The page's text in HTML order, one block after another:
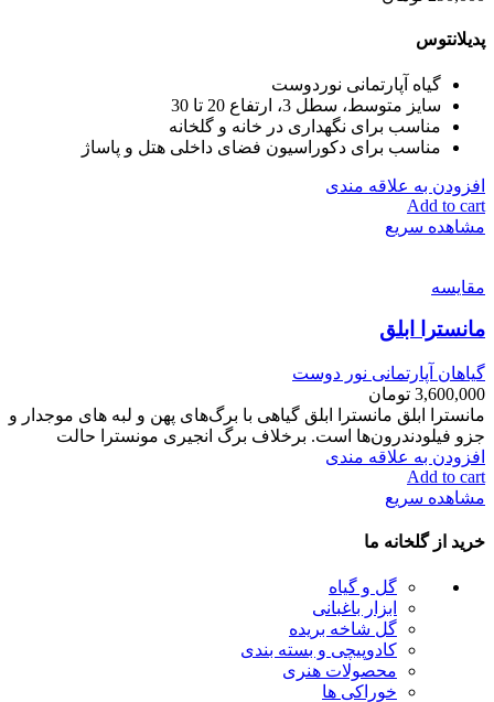
پدیلانتوس
گیاه آپارتمانی نوردوست
سایز متوسط، سطل 3، ارتفاع 20 تا 30
مناسب برای نگهداری در خانه و گلخانه
مناسب برای دکوراسیون فضای داخلی هتل و پاساژ
افزودن به علاقه مندی
Add to cart
مشاهده سریع
مقایسه
مانسترا ابلق
گیاهان آپارتمانی نور دوست
3,600,000 تومان
مانسترا ابلق مانسترا ابلق گیاهی با برگ‌های پهن و لبه های موجدار و
جزو فیلودندرون‌ها است. برخلاف برگ انجیری مونسترا حالت
افزودن به علاقه مندی
Add to cart
مشاهده سریع
خرید از گلخانه ما
گل و گیاه
ابزار باغبانی
گل شاخه بریده
کادوپیچی و بسته بندی
محصولات هنری
خوراکی ها